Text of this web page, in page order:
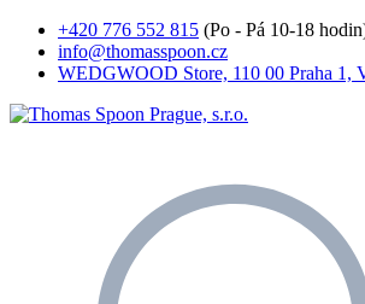
+420 776 552 815 (Po - Pá 10-18
info@thomasspoon.cz
WEDGWOOD Store, 110 00 Praha 1,